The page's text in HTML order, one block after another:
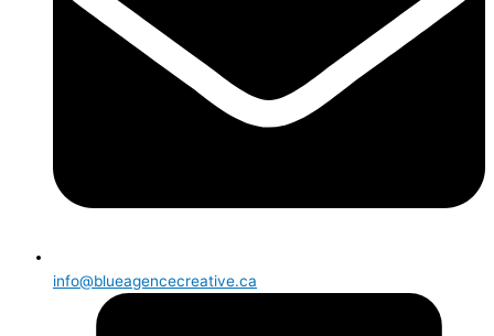
info@blueagencecreative.ca